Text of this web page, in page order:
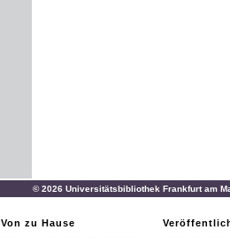
© 2026 Universitätsbibliothek Frankfurt am
Von zu Hause